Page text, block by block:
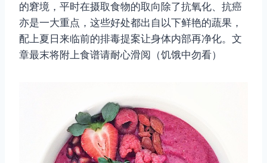
的窘境，平时在摄取食物的取向除了抗氧化、抗癌
亦是一大重点，这些好处都出自以下鲜艳的蔬果，
配上夏日来临前的排毒提案让身体内部再净化。文
章最末将附上食谱请耐心滑阅（饥饿中勿看）